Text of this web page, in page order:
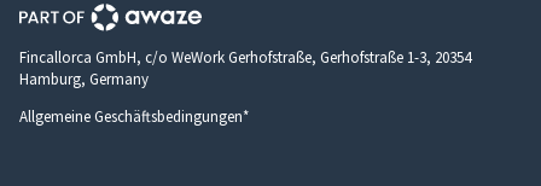
Fincallorca GmbH, c/o WeWork Gerhofstraße, Gerhofstraße 1-3, 20354
Hamburg, Germany
Allgemeine Geschäftsbedingungen*